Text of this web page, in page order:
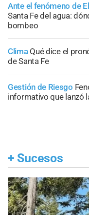
Ante el fenómeno de
Santa Fe del agua:
bombeo
Clima Qué dice el
de Santa Fe
Gestión de Riesgo
informativo que lanzó
+ Sucesos